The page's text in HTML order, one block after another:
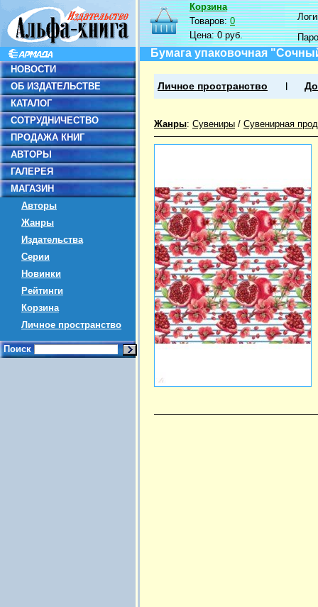
НОВОСТИ
ОБ ИЗДАТЕЛЬСТВЕ
КАТАЛОГ
СОТРУДНИЧЕСТВО
ПРОДАЖА КНИГ
АВТОРЫ
ГАЛЕРЕЯ
МАГАЗИН
Авторы
Жанры
Издательства
Серии
Новинки
Рейтинги
Корзина
Личное пространство
Поиск
Корзина
Товаров:0
Цена:0 руб.
Бумага упаковочная
Личное пространство
Жанры: Сувениры / Сувенирная